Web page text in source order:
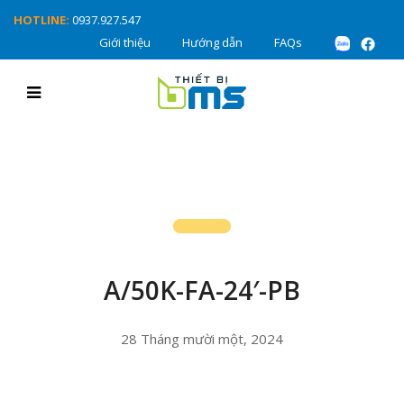
HOTLINE: 0937.927.547
Giới thiệu
Hướng dẫn FAQs
A/50K-FA-24′-PB
28 Tháng mười một, 2024